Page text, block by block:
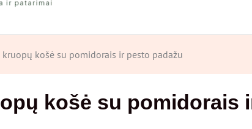
košė su pomidorais ir pesto padažu
košė su pomidorais